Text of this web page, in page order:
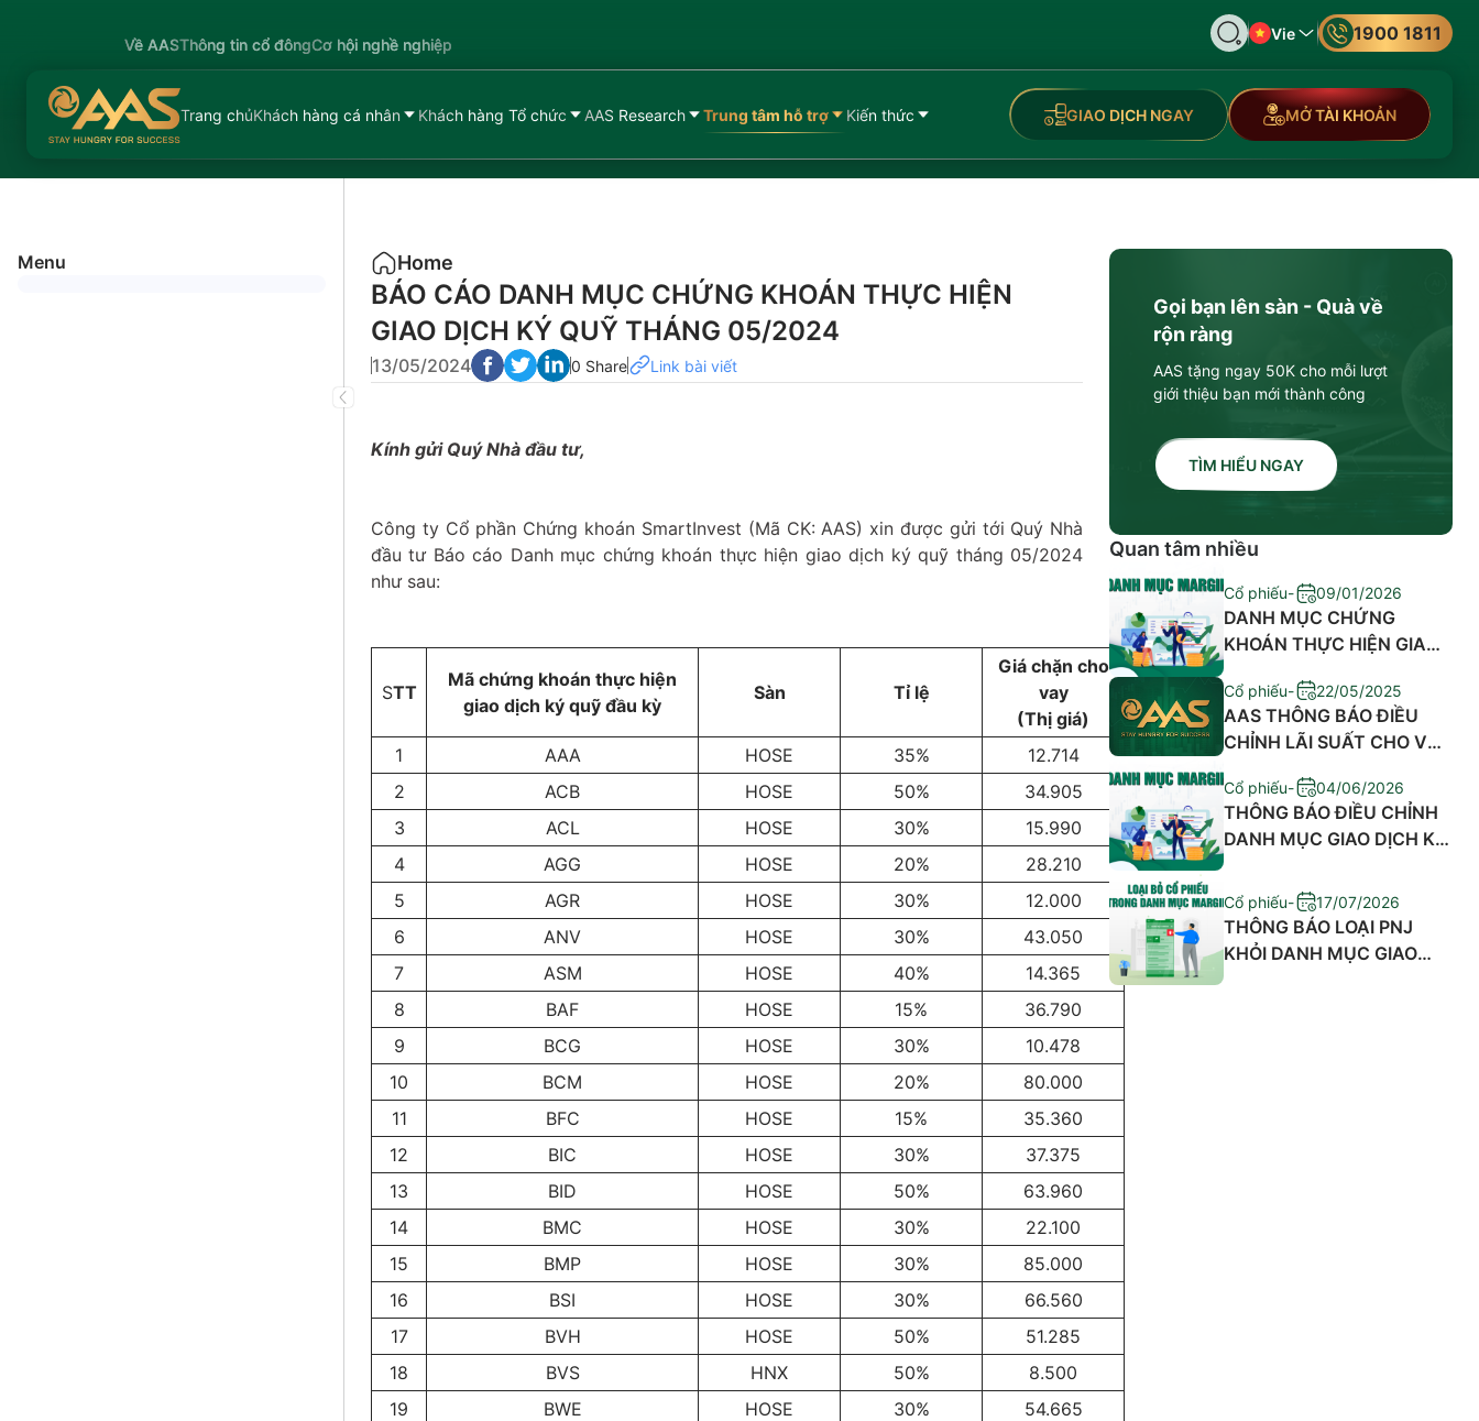
Về AASThông tin cổ đôngCơ hội nghề nghiệp
Vie 1900 1811
Trang chủKhách hàng cá nhân Khách hàng Tổ chức AAS Research Trung tâm hỗ trợ Kiến thức GIAO DỊCH NGAY MỞ TÀI KHOẢN
Menu Home
BÁO CÁO DANH MỤC CHỨNG KHOÁN THỰC HIỆN
GIAO DỊCH KÝ QUỸ THÁNG 05/2024
13/05/2024 0 Share Link bài viết
Kính gửi Quý Nhà đầu tư,
Công ty Cổ phần Chứng khoán SmartInvest (Mã CK: AAS) xin được gửi tới Quý Nhà
đầu tư Báo cáo Danh mục chứng khoán thực hiện giao dịch ký quỹ tháng 05/2024
như sau:
STT
Mã chứng khoán thực hiện
giao dịch ký quỹ đầu kỳ
Sàn Tỉ lệ
Giá chặn cho
vay
(Thị giá)
1
AAA HOSE 35%
12.714
2
ACB HOSE 50%
34.905
3
ACL HOSE 30%
15.990
4
AGG HOSE 20%
28.210
5
AGR HOSE 30%
12.000
6
ANV HOSE 30%
43.050
7
ASM HOSE 40%
14.365
8
BAF HOSE 15%
36.790
9
BCG HOSE 30%
10.478
10
BCM HOSE 20%
80.000
11
BFC HOSE 15%
35.360
12
BIC HOSE 30%
37.375
13
BID HOSE 50%
63.960
14
BMC HOSE 30%
22.100
15
BMP HOSE 30%
85.000
16
BSI HOSE 30%
66.560
17
BVH HOSE 50%
51.285
18
BVS HNX 50%
8.500
19
BWE HOSE 30%
54.665
Gọi bạn lên sàn - Quà về
rộn ràng
AAS tặng ngay 50K cho mỗi lượt
giới thiệu bạn mới thành công
TÌM HIỂU NGAY
Quan tâm nhiều
Cổ phiếu- 09/01/2026
DANH MỤC CHỨNG
KHOÁN THỰC HIỆN GIAO
01/2026
Cổ phiếu- 22/05/2025
​AAS THÔNG BÁO ĐIỀU
CHỈNH LÃI SUẤT CHO VAY
ỨNG TRƯỚC TIỀN BÁN
Cổ phiếu- 04/06/2026
THÔNG BÁO ĐIỀU CHỈNH
DANH MỤC GIAO DỊCH KÝ
Cổ phiếu- 17/07/2026
THÔNG BÁO LOẠI PNJ
KHỎI DANH MỤC GIAO